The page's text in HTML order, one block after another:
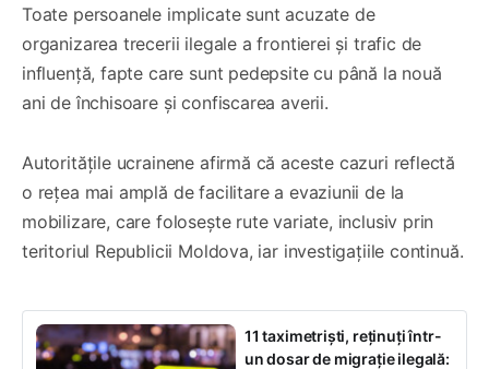
Toate persoanele implicate sunt acuzate de
organizarea trecerii ilegale a frontierei și trafic de
influență, fapte care sunt pedepsite cu până la nouă
ani de închisoare și confiscarea averii.
Autoritățile ucrainene afirmă că aceste cazuri reflectă
o rețea mai amplă de facilitare a evaziunii de la
mobilizare, care folosește rute variate, inclusiv prin
teritoriul Republicii Moldova, iar investigațiile continuă.
11 taximetriști, reținuți într-
un dosar de migrație ilegală: